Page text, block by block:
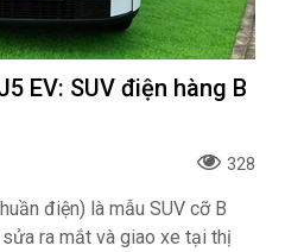
EV: SUV điện hàng B
328
điện) là mẫu SUV cỡ B
ra mắt và giao xe tại thị